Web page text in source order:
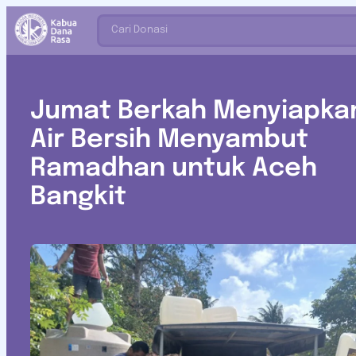
Cari Donasi
Jumat Berkah
Air Bersih Menyambut
Ramadhan untuk Aceh
Bangkit